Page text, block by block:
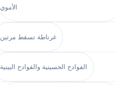
الأموي
غرناطة تسقط مرتين
الفوادح الحسينية والقوادح البينية